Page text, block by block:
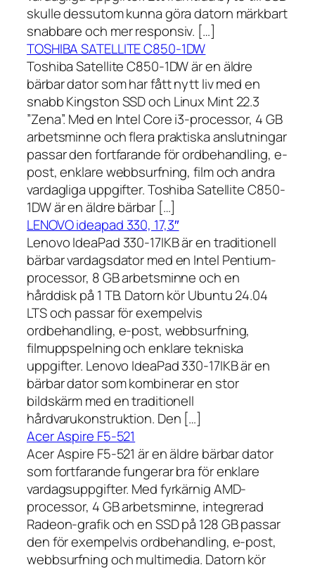
skulle dessutom kunna göra datorn märkbart
snabbare och mer responsiv. […]
TOSHIBA SATELLITE C850-1DW
Toshiba Satellite C850-1DW är en äldre
bärbar dator som har fått nytt liv med en
snabb Kingston SSD och Linux Mint 22.3
”Zena”. Med en Intel Core i3-processor, 4 GB
arbetsminne och flera praktiska anslutningar
passar den fortfarande för ordbehandling, e-
post, enklare webbsurfning, film och andra
vardagliga uppgifter. Toshiba Satellite C850-
1DW är en äldre bärbar […]
LENOVO ideapad 330, 17,3″
Lenovo IdeaPad 330-17IKB är en traditionell
bärbar vardagsdator med en Intel Pentium-
processor, 8 GB arbetsminne och en
hårddisk på 1 TB. Datorn kör Ubuntu 24.04
LTS och passar för exempelvis
ordbehandling, e-post, webbsurfning,
filmuppspelning och enklare tekniska
uppgifter. Lenovo IdeaPad 330-17IKB är en
bärbar dator som kombinerar en stor
bildskärm med en traditionell
hårdvarukonstruktion. Den […]
Acer Aspire F5-521
Acer Aspire F5-521 är en äldre bärbar dator
som fortfarande fungerar bra för enklare
vardagsuppgifter. Med fyrkärnig AMD-
processor, 4 GB arbetsminne, integrerad
Radeon-grafik och en SSD på 128 GB passar
den för exempelvis ordbehandling, e-post,
webbsurfning och multimedia. Datorn kör